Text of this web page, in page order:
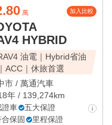
萬 加入比較
HYBRID
油電｜Hybrid省油
｜ACC｜休旅首選
市 / 萬通汽車
年 / 139,274km
證車
五大保證
合保固
里程保證